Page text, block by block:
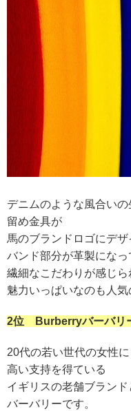
デニムのような風合いの
留め金具が
馬のブランドロゴにデザ
バンド部分が革製になっ
繊細なこだわりが感じら
魅力いっぱいなのも人気
2位 Burberryバーバリ
20代の若い世代の女性に
高い支持を得ている
イギリスの老舗ブラン
バーバリーです。